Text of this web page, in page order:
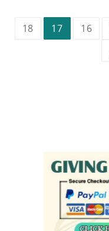
16
17
18